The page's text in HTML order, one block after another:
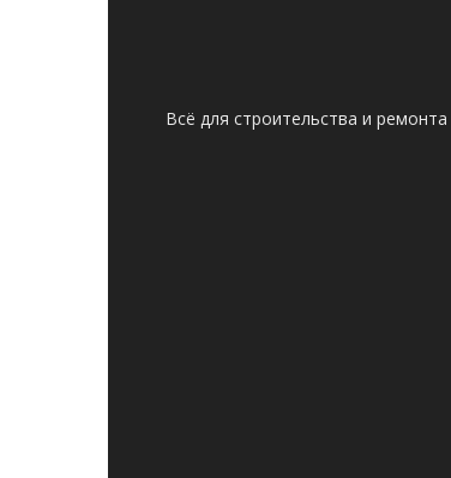
Всё для строительства и ремонта